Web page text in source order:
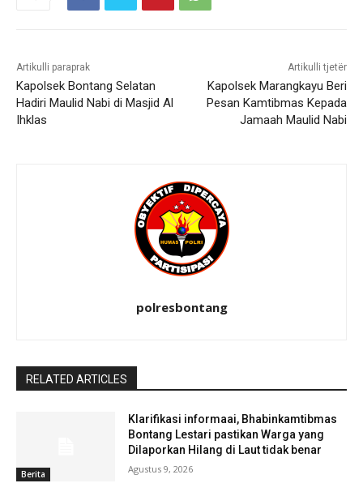
Artikulli paraprak
Kapolsek Bontang Selatan
Hadiri Maulid Nabi di Masjid Al
Ihklas
Artikulli tjetër
Kapolsek Marangkayu Beri
Pesan Kamtibmas Kepada
Jamaah Maulid Nabi
polresbontang
RELATED ARTICLES
Berita
Klarifikasi informaai, Bhabinkamtibmas
Bontang Lestari pastikan Warga yang
Dilaporkan Hilang di Laut tidak benar
Agustus 9, 2026